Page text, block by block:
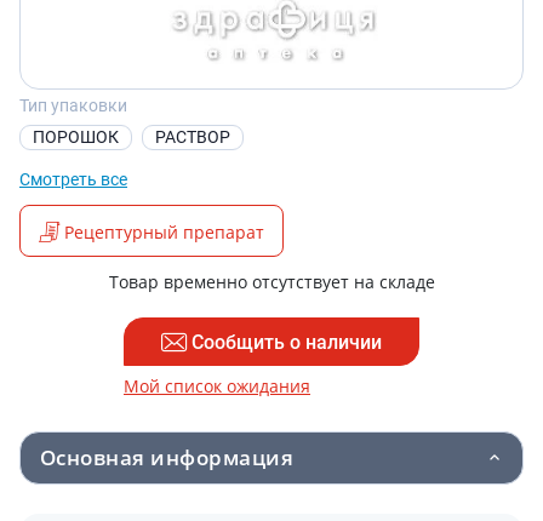
Тип упаковки
ПОРОШОК
РАСТВОР
Смотреть все
Рецептурный препарат
Товар временно отсутствует на складе
Сообщить о наличии
Мой список ожидания
Основная информация